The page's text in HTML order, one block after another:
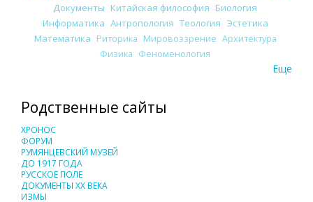
Документы Китайская философия Биология
Информатика Антропология Теология Эстетика
Математика Риторика Мировоззрение Архитектура
Физика Феноменология
Еще
Родственные сайты
ХРОНОС
ФОРУМ
РУМЯНЦЕВСКИЙ МУЗЕЙ
ДО 1917 ГОДА
РУССКОЕ ПОЛЕ
ДОКУМЕНТЫ XX ВЕКА
ИЗМЫ